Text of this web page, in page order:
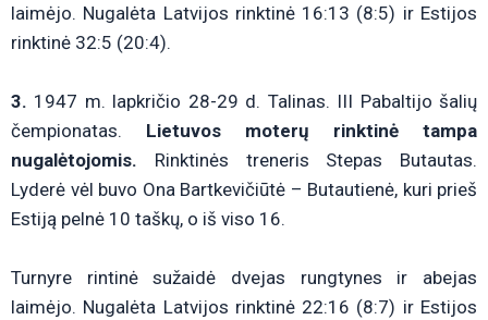
laimėjo. Nugalėta Latvijos rinktinė 16:13 (8:5) ir Estijos
rinktinė 32:5 (20:4).
3. 1947 m. lapkričio 28-29 d. Talinas. III Pabaltijo šalių
čempionatas. Lietuvos moterų rinktinė tampa
nugalėtojomis. Rinktinės treneris Stepas Butautas.
Lyderė vėl buvo Ona Bartkevičiūtė – Butautienė, kuri prieš
Estiją pelnė 10 taškų, o iš viso 16.
Turnyre rintinė sužaidė dvejas rungtynes ir abejas
laimėjo. Nugalėta Latvijos rinktinė 22:16 (8:7) ir Estijos